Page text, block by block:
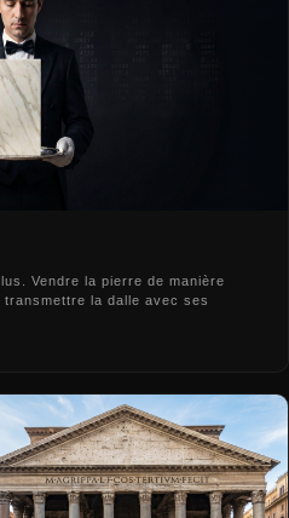
Vendre la pierre de manière
la dalle avec ses